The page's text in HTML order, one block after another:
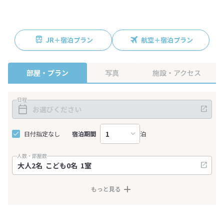
JR＋宿泊プラン 航空＋宿泊プラン
部屋・プラン 写真 施設・アクセス
日程
日付指定なし 宿泊期間 泊
人数・部屋数
もっと見る